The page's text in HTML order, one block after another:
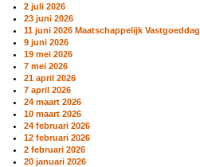
2 juli 2026
23 juni 2026
11 juni 2026 Maatschappelijk Vastgoeddag
9 juni 2026
19 mei 2026
7 mei 2026
21 april 2026
7 april 2026
24 maart 2026
10 maart 2026
24 februari 2026
12 februari 2026
2 februari 2026
20 januari 2026